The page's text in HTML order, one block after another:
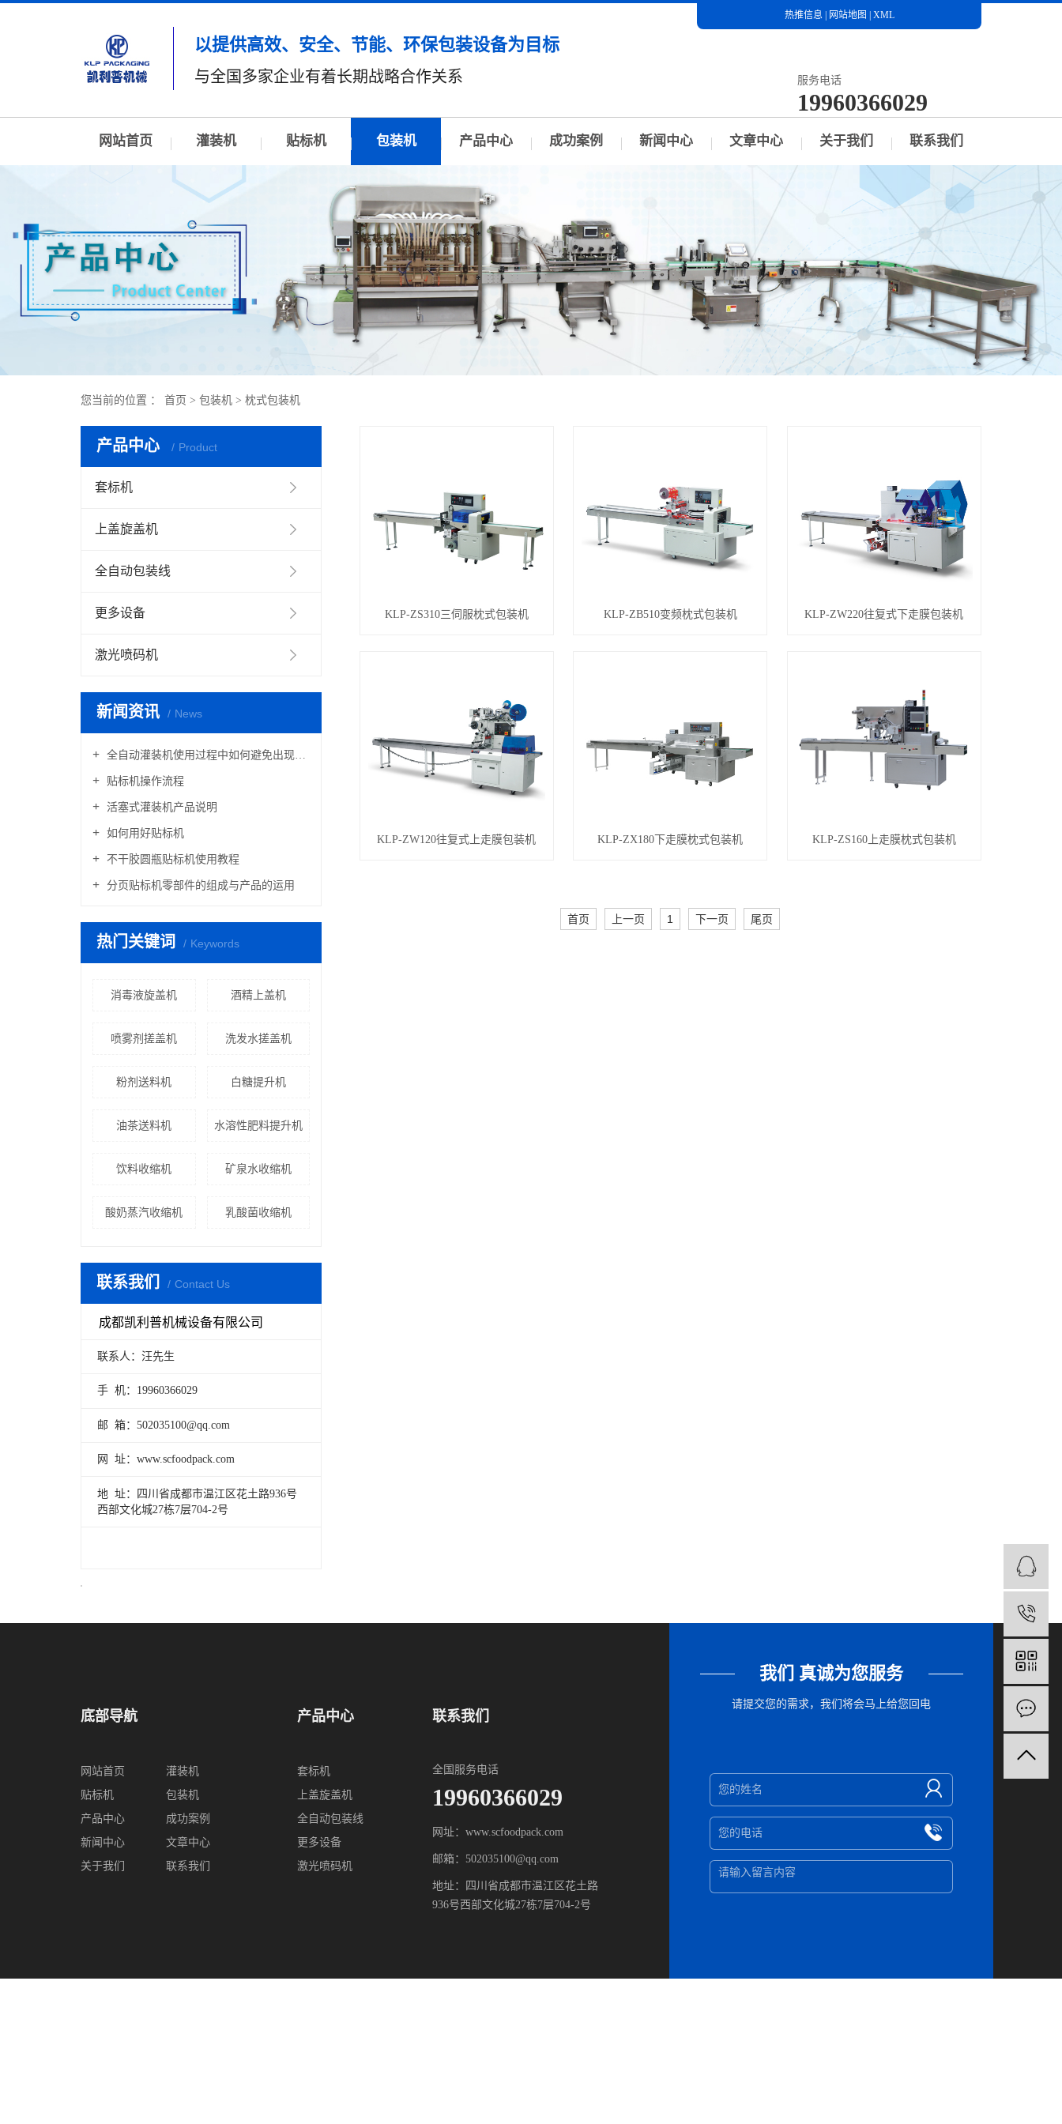
以提供高效、安全、节能、环保包装设备为目标
与全国多家企业有着长期战略合作关系
热推信息| 网站地图 XML
服务电话
19960366029
网站首页 灌装机 贴标机 包装机 产品中心 成功案例 新闻中心 文章中心 关于我们 联系我们
您当前的位置 ： 首页 > 包装机 > 枕式包装机
产品中心 Product
套标机
上盖旋盖机
全自动包装线
更多设备
激光喷码机
新闻资讯 News
全自动灌装机使用过程中如何避免出现滴漏现象的产生
贴标机操作流程
活塞式灌装机产品说明
如何用好贴标机
不干胶圆瓶贴标机使用教程
分页贴标机零部件的组成与产品的运用
热门关键词 Keywords
消毒液旋盖机 酒精上盖机
喷雾剂搓盖机 洗发水搓盖机
粉剂送料机 白糖提升机
油茶送料机 水溶性肥料提升机
饮料收缩机 矿泉水收缩机
酸奶蒸汽收缩机 乳酸菌收缩机
联系我们 Contact Us
成都凯利普机械设备有限公司
联系人：汪先生
手 机：19960366029
邮 箱：502035100@qq.com
网 址：www.scfoodpack.com
地 址：四川省成都市温江区花土路936号
西部文化城27栋7层704-2号
KLP-ZS310三伺服枕式包装机 KLP-ZB510变频枕式包装机 KLP-ZW220往复式下走膜包装机
KLP-ZW120往复式上走膜包装机 KLP-ZX180下走膜枕式包装机 KLP-ZS160上走膜枕式包装机
首页 上一页 1 下一页 尾页
底部导航
网站首页
灌装机
贴标机
包装机
产品中心
成功案例
新闻中心
文章中心
关于我们
联系我们
产品中心
套标机
上盖旋盖机
全自动包装线
更多设备
激光喷码机
联系我们
全国服务电话
19960366029
网址：www.scfoodpack.com
邮箱：502035100@qq.com
地址：四川省成都市温江区花土路
936号西部文化城27栋7层704-2号
我们 真诚为您服务
请提交您的需求，我们将会马上给您回电